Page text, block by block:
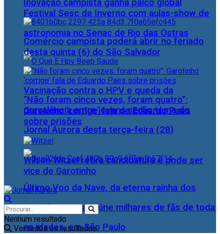
Festival Sesc de Inverno com aulas-show de
astronomia no Senac de Rio das Ostras
Vacinação contra o HPV e queda da
prevalência entre jovens serão tema do
Jornal Aurora desta terça-feira (28)
Último Voo da Nave, da eterna rainha dos
Baixinhos, Xuxa reúne milhares de fãs de toda
as idades, em São Paulo
Inovação campista ganha palco global
Comércio campista poderá abrir no feriado
desta quinta (6) do São Salvador
“Não foram cinco vezes, foram quatro”:
Garotinho ‘corrige’ fala de Eduardo Paes
sobre prisões
Wilson Witzel retira candidatura e pode ser
vice de Garotinho
Nenhum resultado
Ver todos os resultados